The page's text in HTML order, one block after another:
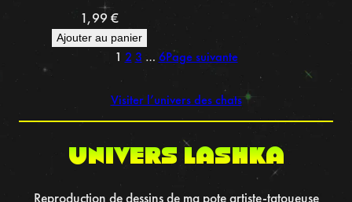
1,99€
Ajouter au panier
1 2 3 … 6Page suivante
Visiter l’univers des chats
UNIVERS LASHKA
Reproduction de dessins de ma pote artiste-tatoueuse